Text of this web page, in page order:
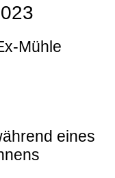
Mühle
eines